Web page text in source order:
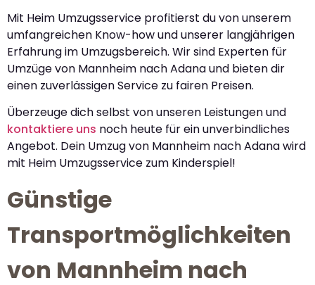
Mit Heim Umzugsservice profitierst du von unserem
umfangreichen Know-how und unserer langjährigen
Erfahrung im Umzugsbereich. Wir sind Experten für
Umzüge von Mannheim nach Adana und bieten dir
einen zuverlässigen Service zu fairen Preisen.
Überzeuge dich selbst von unseren Leistungen und
kontaktiere uns noch heute für ein unverbindliches
Angebot. Dein Umzug von Mannheim nach Adana wird
mit Heim Umzugsservice zum Kinderspiel!
Günstige
Transportmöglichkeiten
von Mannheim nach